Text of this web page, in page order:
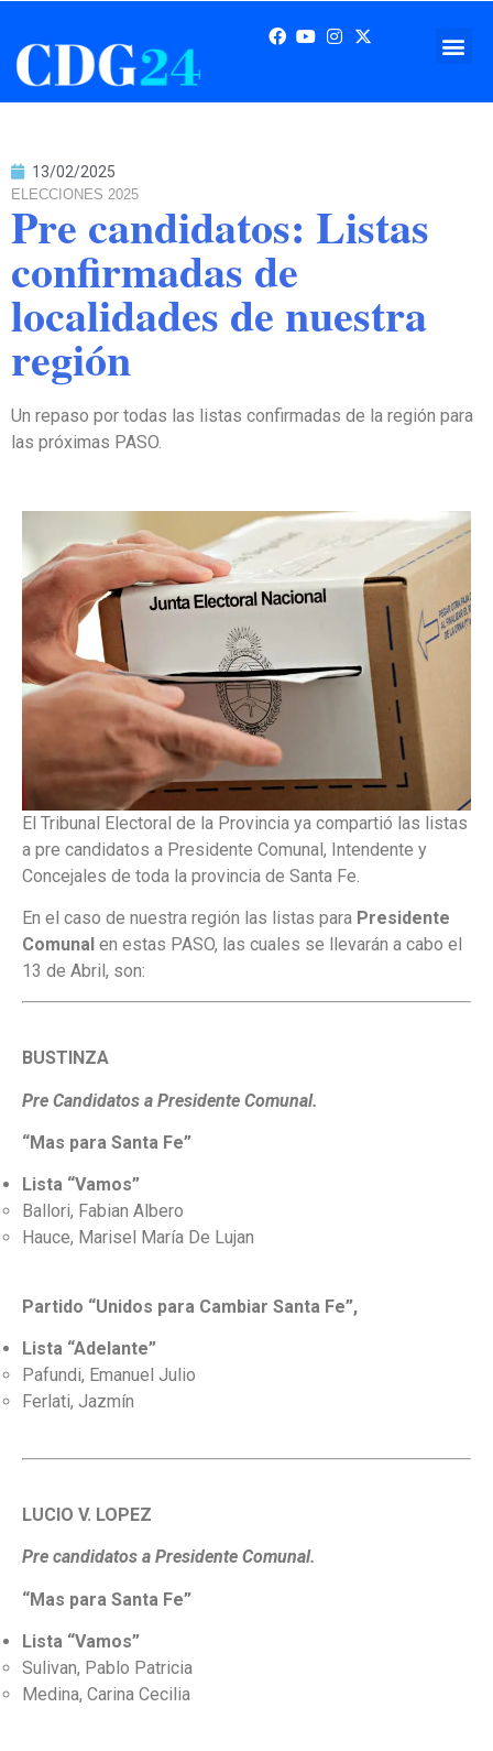
13/02/2025
ELECCIONES 2025
Pre candidatos: Listas
confirmadas de
localidades de nuestra
región
Un repaso por todas las listas confirmadas de la región para
las próximas PASO.
El Tribunal Electoral de la Provincia ya compartió las listas
a pre candidatos a Presidente Comunal, Intendente y
Concejales de toda la provincia de Santa Fe.
En el caso de nuestra región las listas para Presidente
Comunal en estas PASO, las cuales se llevarán a cabo el
13 de Abril, son:
BUSTINZA
Pre Candidatos a Presidente Comunal.
“Mas para Santa Fe”
Lista “Vamos”
Ballori, Fabian Albero
Hauce, Marisel María De Lujan
Partido “Unidos para Cambiar Santa Fe”,
Lista “Adelante”
Pafundi, Emanuel Julio
Ferlati, Jazmín
LUCIO V. LOPEZ
Pre candidatos a Presidente Comunal.
“Mas para Santa Fe”
Lista “Vamos”
Sulivan, Pablo Patricia
Medina, Carina Cecilia